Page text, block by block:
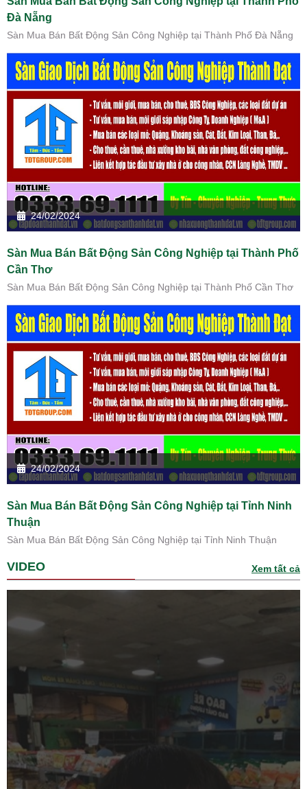
Đà Nẵng
Sàn Mua Bán Bất Động Sản Công Nghiệp tại Thành Phố Đà Nẵng
24/02/2024
Sàn Mua Bán Bất Động Sản Công Nghiệp tại Thành Phố
Cần Thơ
Sàn Mua Bán Bất Động Sản Công Nghiệp tại Thành Phố Cần Thơ
24/02/2024
Sàn Mua Bán Bất Động Sản Công Nghiệp tại Tỉnh Ninh
Thuận
Sàn Mua Bán Bất Động Sản Công Nghiệp tại Tỉnh Ninh Thuận
VIDEO Xem tất cả